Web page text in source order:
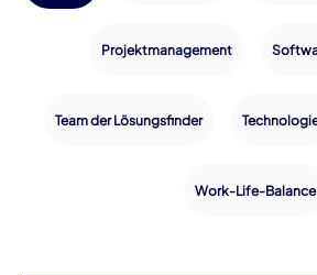
Projektmanagement
Team der Lösungsfinder
Work-Life-Balance